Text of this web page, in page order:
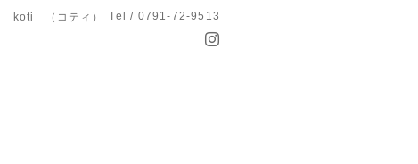
koti （コティ） Tel / 0791-72-9513